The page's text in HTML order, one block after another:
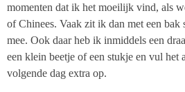
momenten dat ik het moeilijk vind, als
of Chinees. Vaak zit ik dan met een bak
mee. Ook daar heb ik inmiddels een
een klein beetje of een stukje en vul het
volgende dag extra op.